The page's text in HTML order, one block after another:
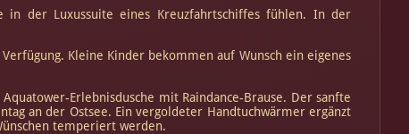
in der Luxussuite eines Kreuzfahrtschiffes fühlen. In der
Kleine Kinder bekommen auf Wunsch ein eigenes
Erlebnisdusche mit Raindance-Brause. Der sanfte
an der Ostsee. Ein vergoldeter Handtuchwärmer ergänzt
temperiert werden.